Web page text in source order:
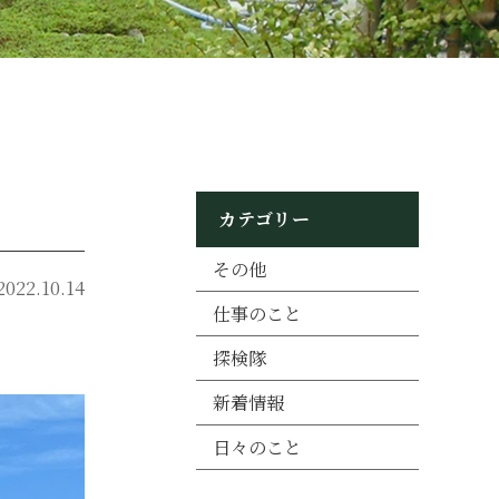
カテゴリー
その他
仕事のこと
探検隊
新着情報
日々のこと